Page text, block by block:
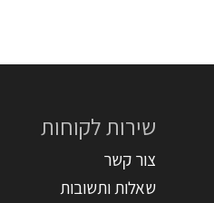
שירות לקוחות
צור קשר
שאלות ותשובות